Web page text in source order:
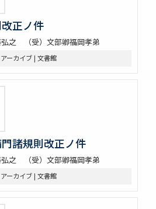
正ノ件
弘之 （受）文部卿福岡孝弟
ーカイブ | 文書館
諸規則改正ノ件
弘之 （受）文部卿福岡孝弟
ーカイブ | 文書館